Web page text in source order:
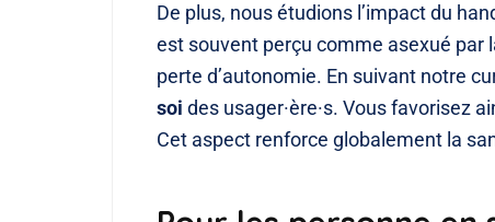
De plus, nous étudions l’impact du
est souvent perçu comme asexué par
perte d’autonomie. En suivant notre
soi des usager·ère·s. Vous favorisez
Cet aspect renforce globalement la